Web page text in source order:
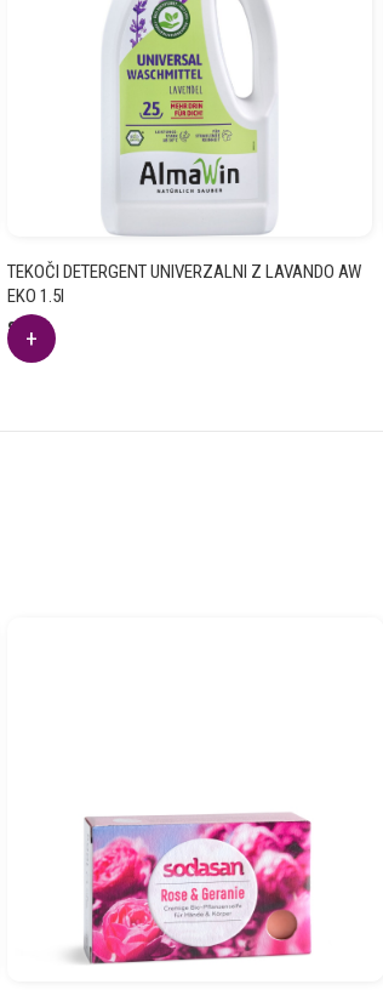
TEKOČI DETERGENT UNIVERZALNI Z LAVANDO AW
EKO 1.5l
8.59
€